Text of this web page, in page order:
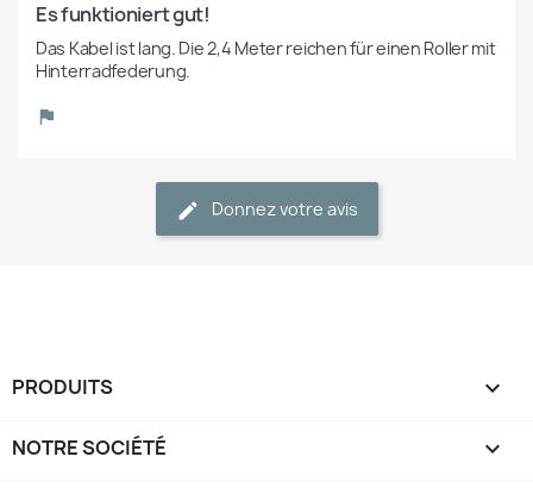
Es funktioniert gut!
Das Kabel ist lang. Die 2,4 Meter reichen für einen Roller mit
Hinterradfederung.
Donnez votre avis
PRODUITS 
NOTRE SOCIÉTÉ 